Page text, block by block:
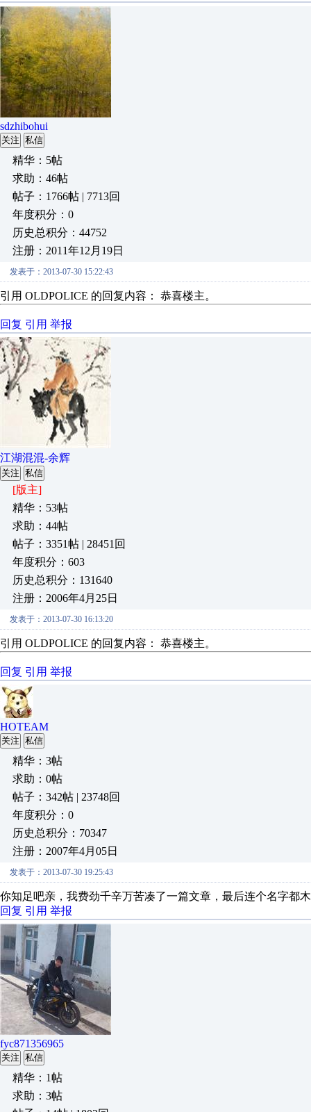
sdzhibohui
关注 私信
精华：5帖
求助：46帖
帖子：1766帖 | 7713回
年度积分：0
历史总积分：44752
注册：2011年12月19日
发表于：2013-07-30 15:22:43
引用 OLDPOLICE 的回复内容： 恭喜楼主。
回复 引用 举报
江湖混混-余辉
关注 私信
[版主]
精华：53帖
求助：44帖
帖子：3351帖 | 28451回
年度积分：603
历史总积分：131640
注册：2006年4月25日
发表于：2013-07-30 16:13:20
引用 OLDPOLICE 的回复内容： 恭喜楼主。
回复 引用 举报
HOTEAM
关注 私信
精华：3帖
求助：0帖
帖子：342帖 | 23748回
年度积分：0
历史总积分：70347
注册：2007年4月05日
发表于：2013-07-30 19:25:43
你知足吧亲，我费劲千辛万苦凑了一篇文章，最后连个名字都
回复 引用 举报
fyc871356965
关注 私信
精华：1帖
求助：3帖